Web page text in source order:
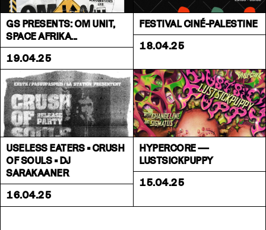
GS PRESENTS: OM UNIT,
SPACE AFRIKA...
19.04.25
FESTIVAL CINÉ-PALESTINE
18.04.25
USELESS EATERS • CRUSH
OF SOULS • DJ
SARAKAANER
16.04.25
HYPERCORE —
LUSTSICKPUPPY
15.04.25